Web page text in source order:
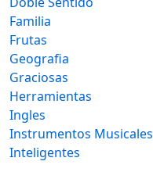
Familia
Frutas
Geografia
Graciosas
Herramientas
Ingles
Instrumentos Musicales
Inteligentes